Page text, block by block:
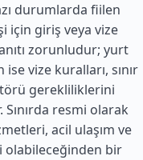
durumlarda fiilen
için giriş veya vize
zorunludur; yurt
vize kuralları, sınır
gerekliliklerini
resmi olarak
acil ulaşım ve
olabileceğinden bir